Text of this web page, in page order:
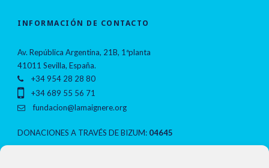
INFORMACIÓN DE CONTACTO
Av. República Argentina, 21B, 1ªplanta
41011 Sevilla, España.
+34 954 28 28 80
+34 689 55 56 71
fundacion@lamaignere.org
DONACIONES A TRAVÉS DE BIZUM: 04645